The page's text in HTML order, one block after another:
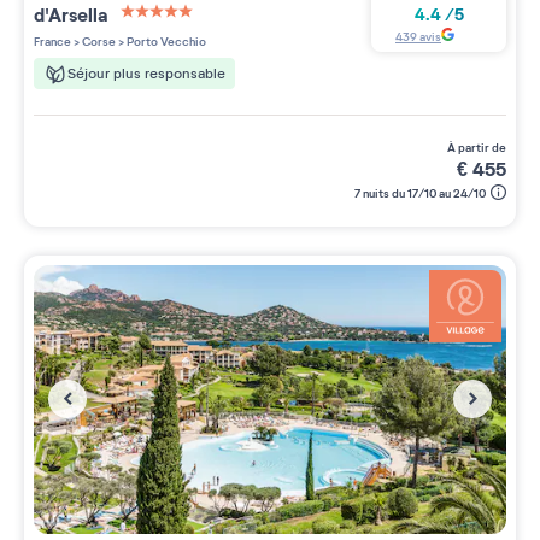
d'Arsella
5 étoiles sur 5
France>Corse>Porto Vecchio
Séjour plus responsable
4.4/5
439avis
à partir de
€455
7 nuits du 17/10 au 24/10